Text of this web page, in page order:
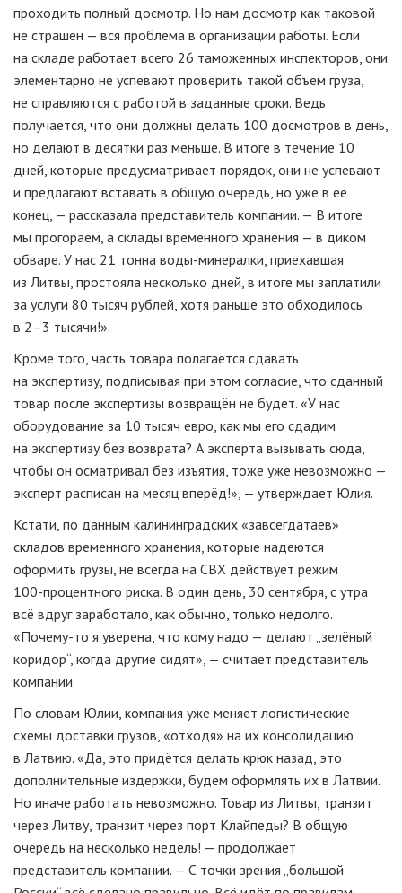
проходить полный досмотр. Но нам досмотр как таковой
не страшен — вся проблема в организации работы. Если
на складе работает всего 26 таможенных инспекторов, они
элементарно не успевают проверить такой объем груза,
не справляются с работой в заданные сроки. Ведь
получается, что они должны делать 100 досмотров в день,
но делают в десятки раз меньше. В итоге в течение 10
дней, которые предусматривает порядок, они не успевают
и предлагают вставать в общую очередь, но уже в её
конец, — рассказала представитель компании. — В итоге
мы прогораем, а склады временного хранения — в диком
обваре. У нас 21 тонна воды-минералки , приехавшая
из Литвы, простояла несколько дней, в итоге мы заплатили
за услуги 80 тысяч рублей, хотя раньше это обходилось
в 2–3 тысячи!».
Кроме того, часть товара полагается сдавать
на экспертизу, подписывая при этом согласие, что сданный
товар после экспертизы возвращён не будет. «У нас
оборудование за 10 тысяч евро, как мы его сдадим
на экспертизу без возврата? А эксперта вызывать сюда,
чтобы он осматривал без изъятия, тоже уже невозможно —
эксперт расписан на месяц вперёд!», — утверждает Юлия.
Кстати, по данным калининградских «завсегдатаев»
складов временного хранения, которые надеются
оформить грузы, не всегда на СВХ действует режим
100-процентного риска. В один день, 30 сентября, с утра
всё вдруг заработало, как обычно, только недолго.
«Почему-то я уверена, что кому надо — делают „зелёный
коридор“, когда другие сидят», — считает представитель
компании.
По словам Юлии, компания уже меняет логистические
схемы доставки грузов, «отходя» на их консолидацию
в Латвию. «Да, это придётся делать крюк назад, это
дополнительные издержки, будем оформлять их в Латвии.
Но иначе работать невозможно. Товар из Литвы, транзит
через Литву, транзит через порт Клайпеды? В общую
очередь на несколько недель! — продолжает
представитель компании. — С точки зрения „большой